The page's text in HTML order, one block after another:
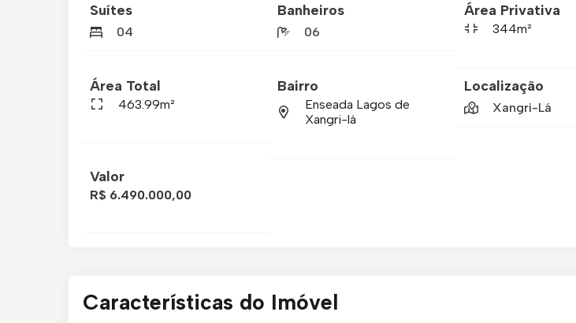
Suítes
04
Banheiros
06
Área Privativa
344m²
Área Total
463.99m²
Bairro
Enseada Lagos de
Xangri-lá
Localização
Xangri-Lá
Valor
R$ 6.490.000,00
Características do Imóvel